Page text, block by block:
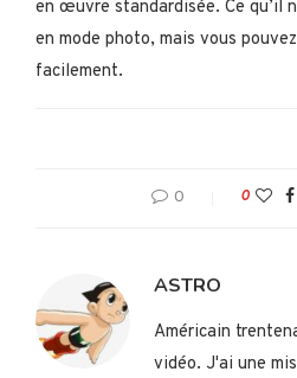
en œuvre standardisée. Ce qu’il
en mode photo, mais vous
facilement.
0 0
ASTRO
Américain
vidéo. J'ai une